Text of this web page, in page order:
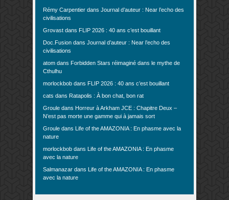
Rémy Carpentier dans Journal d’auteur : Near l’echo des
civilisations
Grovast dans FLIP 2026 : 40 ans c’est bouillant
Doc.Fusion dans Journal d’auteur : Near l’echo des
civilisations
atom dans Forbidden Stars réimaginé dans le mythe de
Cthulhu
morlockbob dans FLIP 2026 : 40 ans c’est bouillant
cats dans Ratapolis : À bon chat, bon rat
Groule dans Horreur à Arkham JCE : Chapitre Deux –
N’est pas morte une gamme qui à jamais sort
Groule dans Life of the AMAZONIA : En phasme avec la
nature
morlockbob dans Life of the AMAZONIA : En phasme
avec la nature
Salmanazar dans Life of the AMAZONIA : En phasme
avec la nature